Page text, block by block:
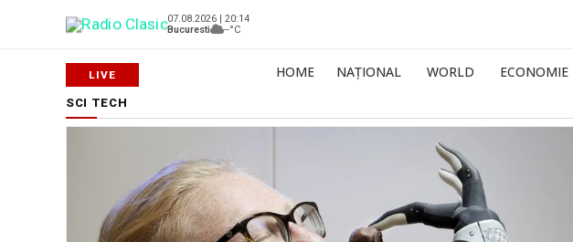
07.08.2026 | 20:14
Bucuresti
--°C
HOME NAȚIONAL WORLD ECONOMIE
SCI TECH